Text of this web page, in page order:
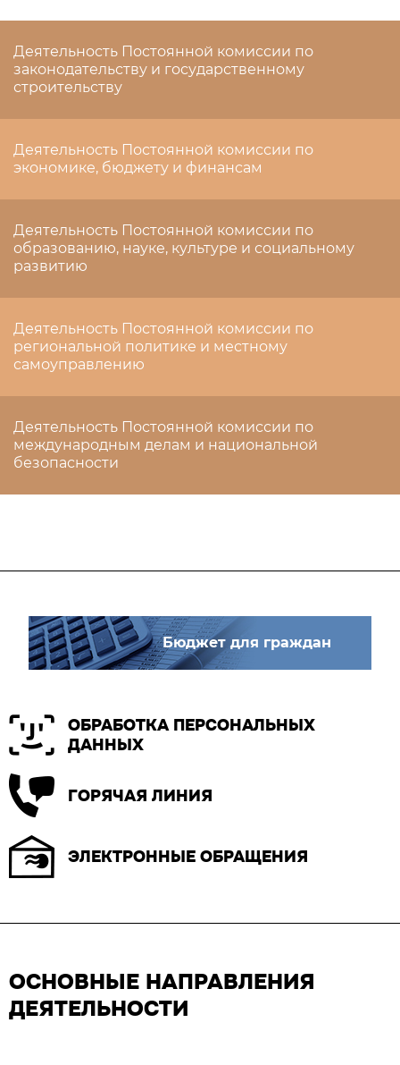
Деятельность Постоянной комиссии по
законодательству и государственному
строительству
Деятельность Постоянной комиссии по
экономике, бюджету и финансам
Деятельность Постоянной комиссии по
образованию, науке, культуре и социальному
развитию
Деятельность Постоянной комиссии по
региональной политике и местному
самоуправлению
Деятельность Постоянной комиссии по
международным делам и национальной
безопасности
Бюджет для граждан
ОБРАБОТКА ПЕРСОНАЛЬНЫХ
ДАННЫХ
ГОРЯЧАЯ ЛИНИЯ
ЭЛЕКТРОННЫЕ ОБРАЩЕНИЯ
ОСНОВНЫЕ НАПРАВЛЕНИЯ
ДЕЯТЕЛЬНОСТИ